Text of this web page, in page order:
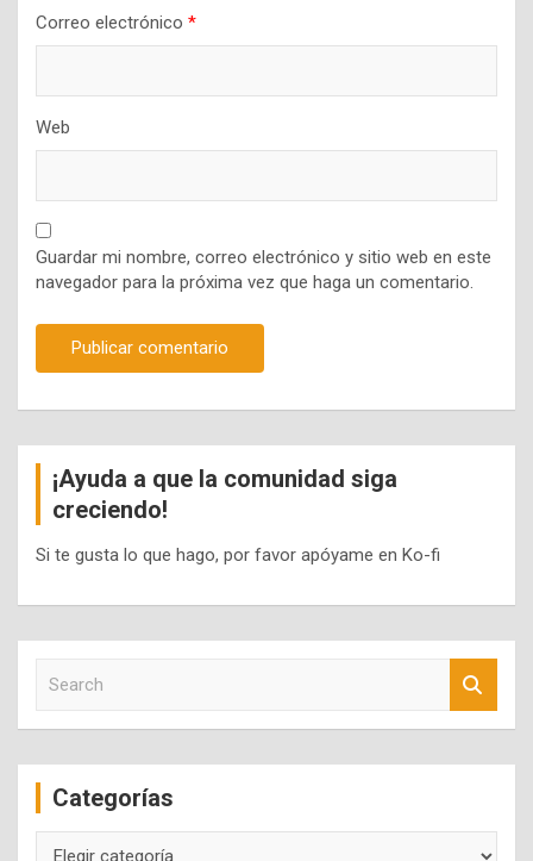
Correo electrónico *
Web
Guardar mi nombre, correo electrónico y sitio web en este
navegador para la próxima vez que haga un comentario.
¡Ayuda a que la comunidad siga
creciendo!
Si te gusta lo que hago, por favor apóyame en Ko-fi
c
Categorías